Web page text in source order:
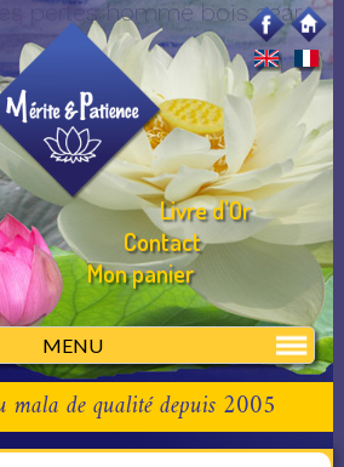
perles homme bois agar
MENU
Livre d'Or
Contact
Mon panier
mala de qualité depuis 2005